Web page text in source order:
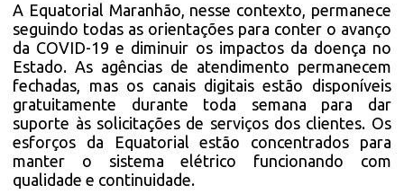
A Equatorial Maranhão, nesse contexto, permanece
seguindo todas as orientações para conter o avanço
da COVID-19 e diminuir os impactos da doença no
Estado. As agências de atendimento permanecem
fechadas, mas os canais digitais estão disponíveis
gratuitamente durante toda semana para dar
suporte às solicitações de serviços dos clientes. Os
esforços da Equatorial estão concentrados para
manter o sistema elétrico funcionando com
qualidade e continuidade.